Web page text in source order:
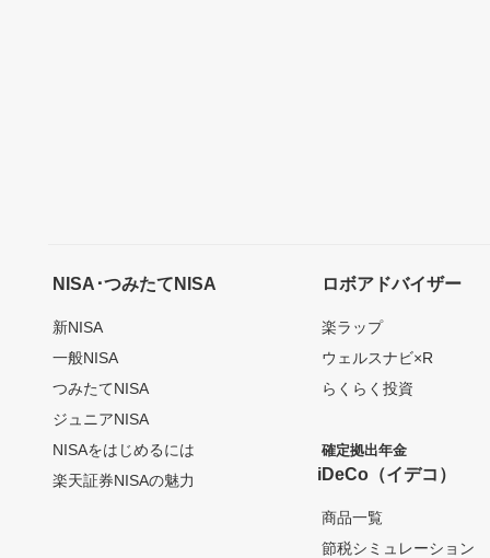
NISA･つみたてNISA
新NISA
一般NISA
つみたてNISA
ジュニアNISA
NISAをはじめるには
楽天証券NISAの魅力
ロボアドバイザー
楽ラップ
ウェルスナビ×R
らくらく投資
確定拠出年金
iDeCo（イデコ）
商品一覧
節税シミュレーション